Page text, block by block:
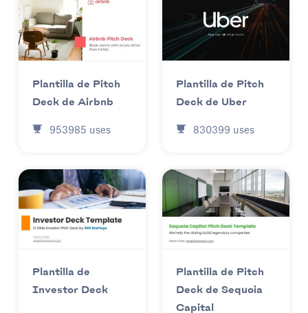
Plantilla de Pitch
Deck de Airbnb
953985 uses
Plantilla de Pitch
Deck de Uber
830399 uses
Plantilla de
Investor Deck
Plantilla de Pitch
Deck de Sequoia
Capital